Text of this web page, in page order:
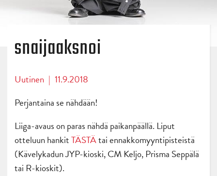
snaijaaksnoi
Uutinen | 11.9.2018
Perjantaina se nähdään!
Liiga-avaus on paras nähdä paikanpäällä. Liput
otteluun hankitTÄSTÄtai ennakkomyyntipisteistä
(Kävelykadun JYP-kioski, CM Keljo, Prisma Seppälä
tai R-kioskit).